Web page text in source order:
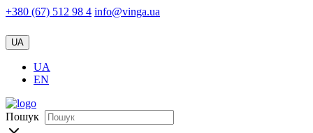
+380 (67) 512 98 4 info@vinga.ua
UA
UA
EN
Пошук